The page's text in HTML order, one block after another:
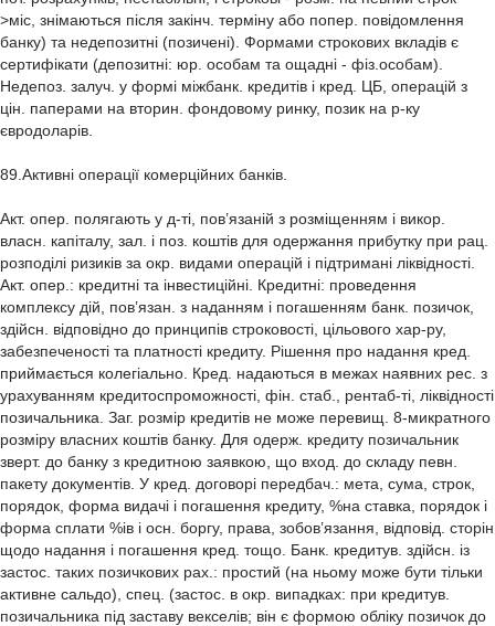
>міс, знімаються після закінч. терміну або попер. повідомлення
банку) та недепозитні (позичені). Формами строкових вкладів є
сертифікати (депозитні: юр. особам та ощадні - фіз.особам).
Недепоз. залуч. у формі міжбанк. кредитів і кред. ЦБ, операцій з
цін. паперами на вторин. фондовому ринку, позик на р-ку
євродоларів.
89.Активні операції комерційних банків.
Акт. опер. полягають у д-ті, пов’язаній з розміщенням і викор.
власн. капіталу, зал. і поз. коштів для одержання прибутку при рац.
розподілі ризиків за окр. видами операцій і підтримані ліквідності.
Акт. опер.: кредитні та інвестиційні. Кредитні: проведення
комплексу дій, пов’язан. з наданням і погашенням банк. позичок,
здійсн. відповідно до принципів строковості, цільового хар-ру,
забезпеченості та платності кредиту. Рішення про надання кред.
приймається колегіально. Кред. надаються в межах наявних рес. з
урахуванням кредитоспроможності, фін. стаб., рентаб-ті, ліквідності
позичальника. Заг. розмір кредитів не може перевищ. 8-микратного
розміру власних коштів банку. Для одерж. кредиту позичальник
зверт. до банку з кредитною заявкою, що вход. до складу певн.
пакету документів. У кред. договорі передбач.: мета, сума, строк,
порядок, форма видачі і погашення кредиту, %на ставка, порядок і
форма сплати %ів і осн. боргу, права, зобов’язання, відповід. сторін
щодо надання і погашення кред. тощо. Банк. кредитув. здійсн. із
застос. таких позичкових рах.: простий (на ньому може бути тільки
активне сальдо), спец. (застос. в окр. випадках: при кредитув.
позичальника під заставу векселів; він є формою обліку позичок до